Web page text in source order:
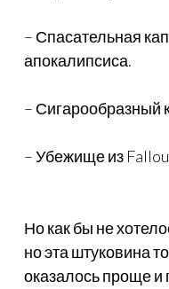
– Спасательная
апокалипсиса.
– Сигарообразный
– Убежище из
Но как бы не
но эта штуковина
оказалось проще и